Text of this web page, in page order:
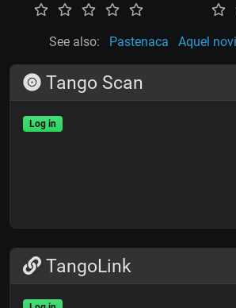
See also: Pastenaca Aquel
Tango Scan
Log in
TangoLink